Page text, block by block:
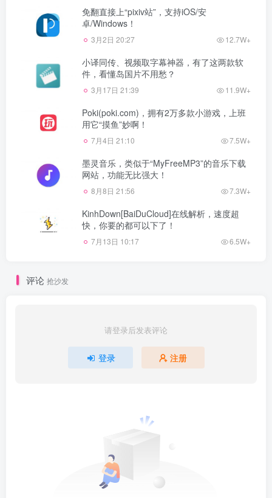
免翻直接上“pixiv站”，支持iOS/安
卓/Windows！
3月2日 20:27 12.7W+
小译同传、视频取字幕神器，有了这两款软
件，看懂岛国片不用愁？
3月17日 21:39 11.9W+
Poki(poki.com)，拥有2万多款小游戏，上班
用它“摸鱼”妙啊！
7月4日 21:10 7.5W+
墨灵音乐，类似于“MyFreeMP3”的音乐下载
网站，功能无比强大！
8月8日 21:56 7.3W+
KinhDown[BaiDuCloud]在线解析，速度超
快，你要的都可以下了！
7月13日 10:17 6.5W+
评论 抢沙发
请登录后发表评论
登录 注册